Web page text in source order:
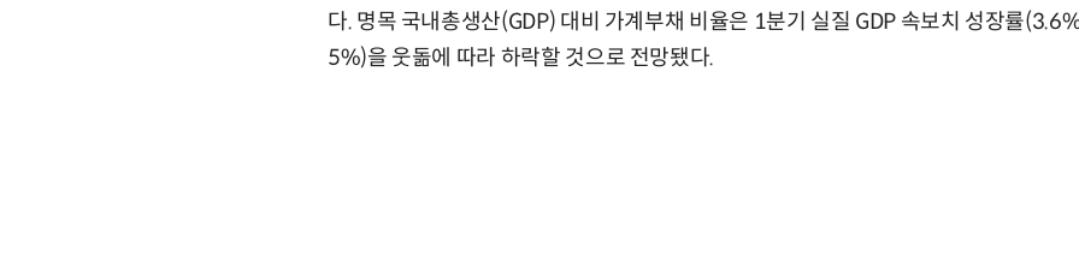
다. 명목 국내총생산(GDP) 대비 가계부채 비율은 1분기 실질 GDP 속보치 성장률
5%)을 웃돎에 따라 하락할 것으로 전망됐다.